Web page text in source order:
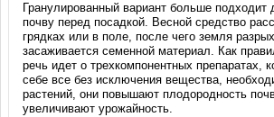
Гранулированный вариант больше подходит
почву перед посадкой. Весной средство
грядках или в поле, после чего земля
засаживается семенной материал. Как
речь идет о трехкомпонентных препаратах,
себе все без исключения вещества,
растений, они повышают плодородность
увеличивают урожайность.